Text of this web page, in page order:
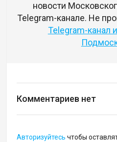
новости
Telegram-канале. Не
Telegram-канал
Комментариев нет
Авторизуйтесь чтобы